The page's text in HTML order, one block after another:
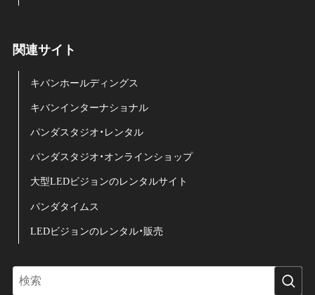
関連サイト
キバンホールディングス
キバンインターナショナル
パンダスタジオ・レンタル
パンダスタジオ・オンラインショップ
大型LEDビジョンのレンタルサイト
パンダタイムス
LEDビジョンのレンタル・販売